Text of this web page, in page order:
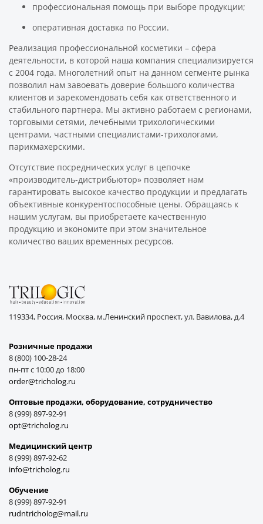
профессиональная помощь при выборе продукции;
оперативная доставка по России.
Реализация профессиональной косметики – сфера
деятельности, в которой наша компания специализируется
с 2004 года. Многолетний опыт на данном сегменте рынка
позволил нам завоевать доверие большого количества
клиентов и зарекомендовать себя как ответственного и
стабильного партнера. Мы активно работаем с регионами,
торговыми сетями, лечебными трихологическими
центрами, частными специалистами-трихологами,
парикмахерскими.
Отсутствие посреднических услуг в цепочке
«производитель-дистрибьютор» позволяет нам
гарантировать высокое качество продукции и предлагать
объективные конкурентоспособные цены. Обращаясь к
нашим услугам, вы приобретаете качественную
продукцию и экономите при этом значительное
количество ваших временных ресурсов.
119334, Россия, Москва, м.Ленинский проспект, ул. Вавилова, д.4
Розничные продажи
8 (800) 100-28-24
пн-пт с 10:00 до 18:00
order@tricholog.ru
Оптовые продажи, оборудование, cотрудничество
8 (999) 897-92-91
opt@tricholog.ru
Медицинский центр
8 (999) 897-92-62
info@tricholog.ru
Обучение
8 (999) 897-92-91
rudntricholog@mail.ru